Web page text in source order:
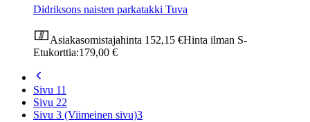
Didriksons naisten parkatakki Tuva
Asiakasomistajahinta 152,15 €Hinta ilman S-
Etukorttia:179,00 €
Sivu 11
Sivu 22
Sivu 3 (Viimeinen sivu)3